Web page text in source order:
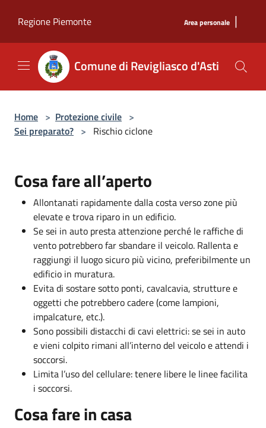
Regione Piemonte
Area personale |
Comune di Revigliasco d'Asti
Home > Protezione civile >
Sei preparato? > Rischio ciclone
Cosa fare all’aperto
Allontanati rapidamente dalla costa verso zone più
elevate e trova riparo in un edificio.
Se sei in auto presta attenzione perché le raffiche di
vento potrebbero far sbandare il veicolo. Rallenta e
raggiungi il luogo sicuro più vicino, preferibilmente un
edificio in muratura.
Evita di sostare sotto ponti, cavalcavia, strutture e
oggetti che potrebbero cadere (come lampioni,
impalcature, etc.).
Sono possibili distacchi di cavi elettrici: se sei in auto
e vieni colpito rimani all’interno del veicolo e attendi i
soccorsi.
Limita l’uso del cellulare: tenere libere le linee facilita
i soccorsi.
Cosa fare in casa